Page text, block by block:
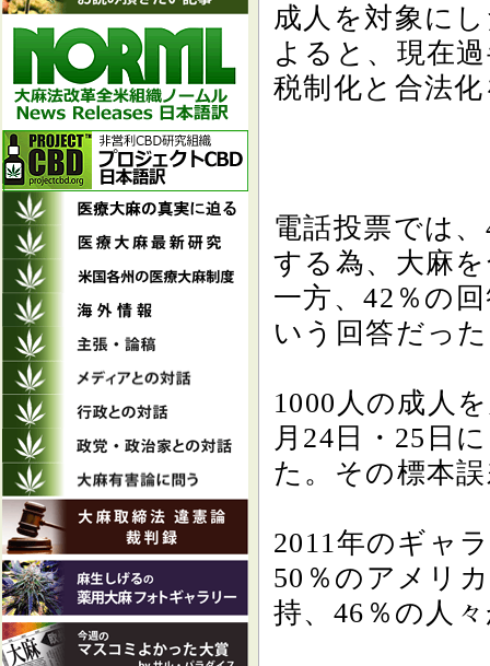
成人を対象に
よると、現在
税制化と合法
電話投票では
する為、大麻
一方、42％の
いう回答だっ
1000人の成人
月24日・25日
た。その標本
2011年のギャ
50％のアメリ
持、46％の人